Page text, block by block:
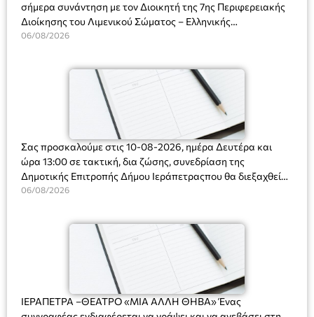
σήμερα συνάντηση με τον Διοικητή της 7ης Περιφερειακής
Διοίκησης του Λιμενικού Σώματος – Ελληνικής
Ακτοφυλακής (Λ.Σ.-ΕΛ.ΑΚΤ.), Αρχιπλοίαρχο Λ.Σ. κ. Ιωάννη
06/08/2026
Σας προσκαλούμε στις 10-08-2026, ημέρα Δευτέρα και
ώρα 13:00 σε τακτική, δια ζώσης, συνεδρίαση της
Δημοτικής Επιτροπής Δήμου Ιεράπετραςπου θα διεξαχθεί
στο Δημοτικό Κατάστημα, Δημοκρατίας 31 στην αίθουσα
και λήψη αποφάσεων στα παρακάτω θέματα:
06/08/2026
ΙΕΡΑΠΕΤΡΑ –ΘΕΑΤΡΟ «ΜΙΑ ΑΛΛΗ ΘΗΒΑ» Ένας